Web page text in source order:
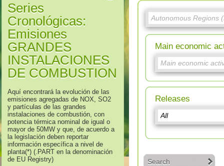
Series
Cronológicas:
Emisiones
GRANDES
INSTALACIONES
DE COMBUSTION
Aquí encontrará la evolución de las
emisiones agregadas de NOX, SO2
y partículas de las grandes
instalaciones de combustión, con
potencia térmica nominal de igual o
mayor de 50MW y que, de acuerdo a
la legislación deben reportar
información específica a nivel de
planta(*) (.PART en la denominación
de EU Registry)
Main economic
Releases
Search